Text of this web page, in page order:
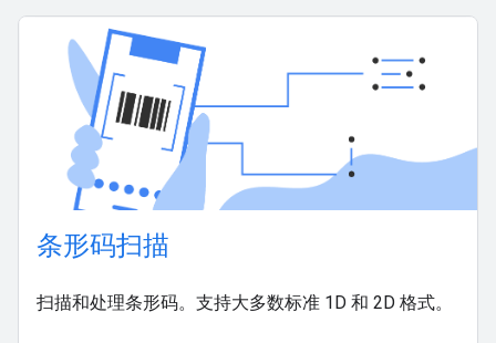
条形码扫描
扫描和处理条形码。支持大多数标准 1D 和 2D 格式。